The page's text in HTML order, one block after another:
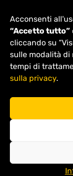
Acconsenti
“Accetto tutto”
cliccando su
sulle modalità di
tempi di
sulla privacy.
Il mio
per